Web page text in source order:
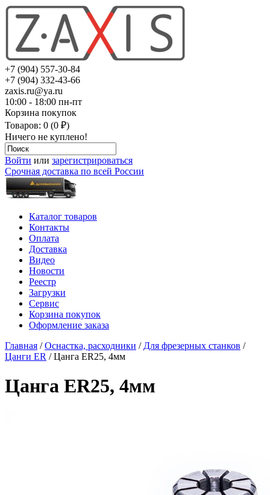
+7 (904) 557-30-84
+7 (904) 332-43-66
zaxis.ru@ya.ru
10:00 - 18:00 пн-пт
Корзина покупок
Товаров: 0 (0 ₽)
Ничего не куплено!
Войти или зарегистрироваться
Срочная доставка по всей России
Каталог товаров
Контакты
Оплата
Доставка
Видео
Новости
Реестр
Загрузки
Сервис
Корзина покупок
Оформление заказа
Главная /Оснастка, расходники / Для фрезерных станков /
Цанги ER / Цанга ER25, 4мм
Цанга ER25, 4мм